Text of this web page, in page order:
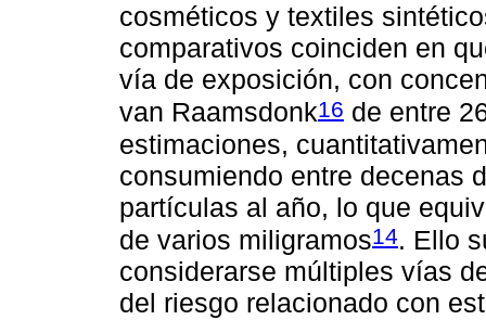
cosméticos y textiles
comparativos coinciden en
vía de exposición, con
van Raamsdonk16 de entre
estimaciones,
consumiendo entre decenas
partículas al año, lo que
de varios miligramos14. Ello
considerarse múltiples vías
del riesgo relacionado con